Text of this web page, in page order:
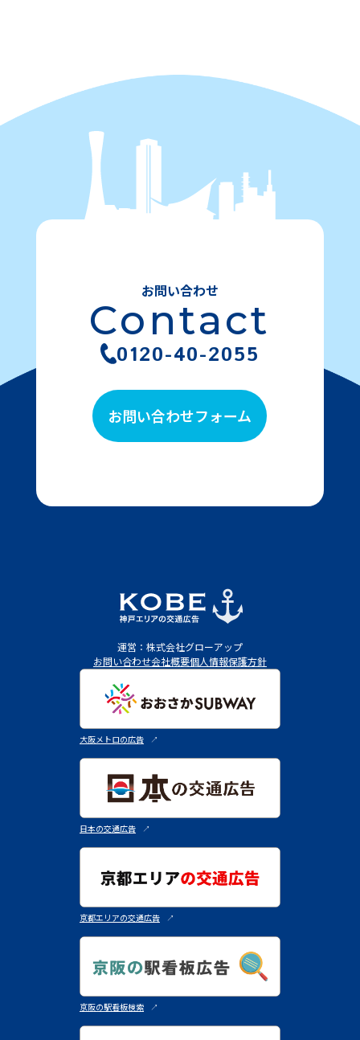
お問い合わせ
Contact
0120-40-2055
お問い合わせフォーム
運営：株式会社グローアップ
お問い合わせ会社概要個人情報保護方針
大阪メトロの広告 ↗︎
日本の交通広告 ↗︎
京都エリアの交通広告 ↗︎
京阪の駅看板検索 ↗︎